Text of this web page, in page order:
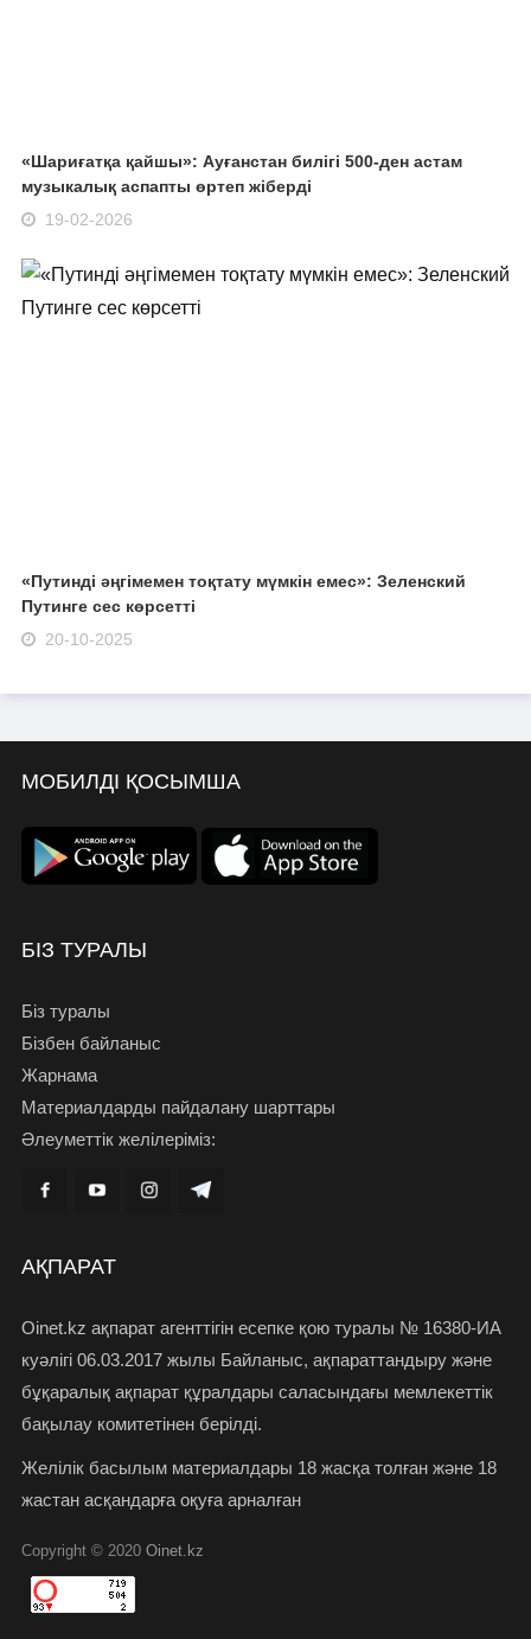
«Шариғатқа қайшы»: Ауғанстан билігі 500-ден астам
музыкалық аспапты өртеп жіберді
19-02-2026
«Путинді әңгімемен тоқтату мүмкін емес»: Зеленский
Путинге сес көрсетті
20-10-2025
МОБИЛДІ ҚОСЫМША
БІЗ ТУРАЛЫ
Біз туралы
Бізбен байланыс
Жарнама
Материалдарды пайдалану шарттары
Әлеуметтік желілеріміз:
АҚПАРАТ
Oinet.kz ақпарат агенттігін есепке қою туралы № 16380-ИА
куәлігі 06.03.2017 жылы Байланыс, ақпараттандыру және
бұқаралық ақпарат құралдары саласындағы мемлекеттік
бақылау комитетінен берілді.
Желілік басылым материалдары 18 жасқа толған және 18
жастан асқандарға оқуға арналған
Copyright © 2020 Oinet.kz